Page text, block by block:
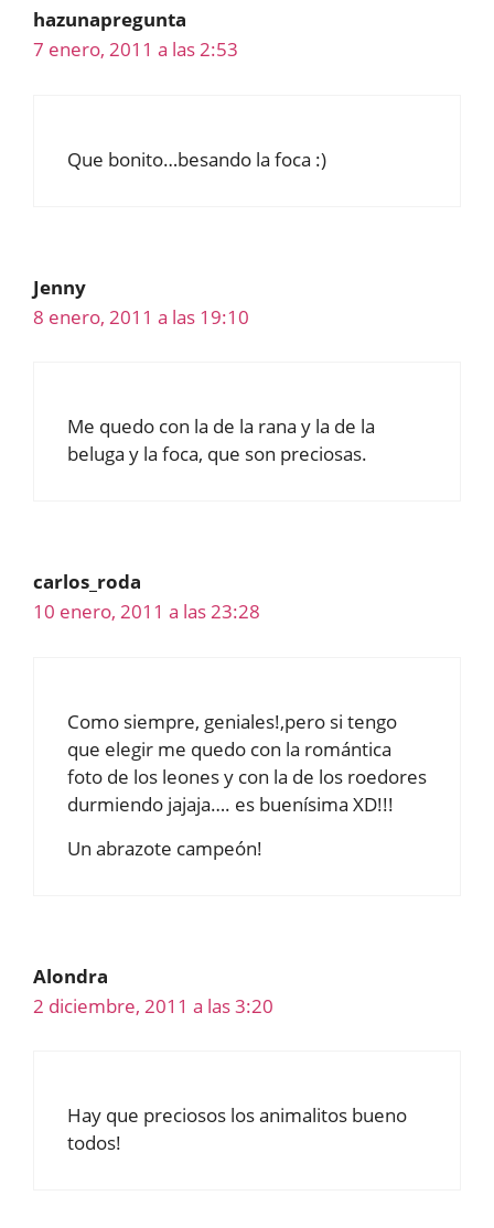
hazunapregunta
7 enero, 2011 a las 2:53
Que bonito…besando la foca :)
Jenny
8 enero, 2011 a las 19:10
Me quedo con la de la rana y la de la
beluga y la foca, que son preciosas.
carlos_roda
10 enero, 2011 a las 23:28
Como siempre, geniales!,pero si tengo
que elegir me quedo con la romántica
foto de los leones y con la de los roedores
durmiendo jajaja…. es buenísima XD!!!
Un abrazote campeón!
Alondra
2 diciembre, 2011 a las 3:20
Hay que preciosos los animalitos bueno
todos!